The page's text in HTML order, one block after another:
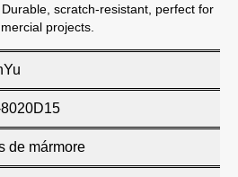
scratch-resistant, perfect for
projects.
8020D15
de mármore